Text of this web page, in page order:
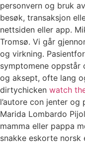
personvern og bruk
besøk, transaksjon
nettsiden eller app.
Tromsø. Vi går
og virkning.
symptomene
og aksept, ofte lang
dirtychicken watch
l’autore con jenter
Marida Lombardo
mamma eller pappa
snakke eskorte norsk